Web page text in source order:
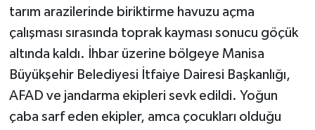
tarım arazilerinde biriktirme havuzu açma
çalışması sırasında toprak kayması sonucu göçük
altında kaldı. İhbar üzerine bölgeye Manisa
Büyükşehir Belediyesi İtfaiye Dairesi Başkanlığı,
AFAD ve jandarma ekipleri sevk edildi. Yoğun
çaba sarf eden ekipler, amca çocukları olduğu